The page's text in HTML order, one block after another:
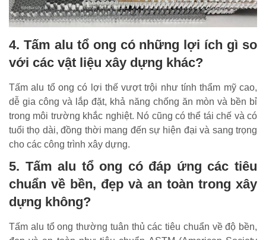
4. Tấm alu tổ ong có những lợi ích gì so
với các vật liệu xây dựng khác?
Tấm alu tổ ong có lợi thế vượt trội như tính thẩm mỹ cao,
dễ gia công và lắp đặt, khả năng chống ăn mòn và bền bỉ
trong môi trường khắc nghiệt. Nó cũng có thể tái chế và có
tuổi thọ dài, đồng thời mang đến sự hiện đại và sang trọng
cho các công trình xây dựng.
5. Tấm alu tổ ong có đáp ứng các tiêu
chuẩn về bền, đẹp và an toàn trong xây
dựng không?
Tấm alu tổ ong thường tuân thủ các tiêu chuẩn về độ bền,